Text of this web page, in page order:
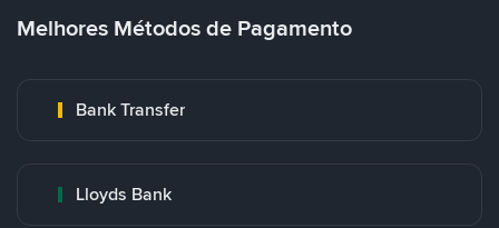
Melhores Métodos de Pagamento
Bank Transfer
Lloyds Bank